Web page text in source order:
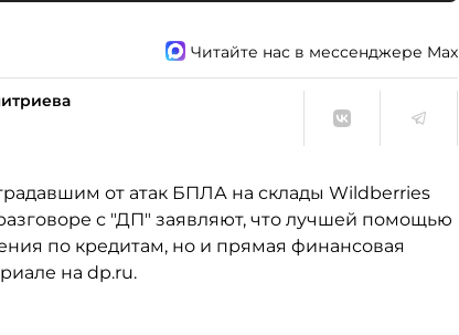
Читайте нас в мессенджере Max
от атак БПЛА на склады Wildberries
с "ДП" заявляют, что лучшей помощью
по кредитам, но и прямая финансовая
на dp.ru.